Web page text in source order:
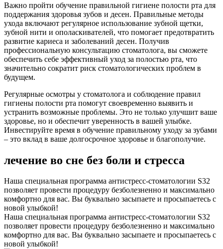
Важно пройти обучение правильной гигиене полости рта для
поддержания здоровья зубов и десен. Правильные методы
ухода включают регулярное использование зубной щетки,
зубной нити и ополаскивателей, что помогает предотвратить
развитие кариеса и заболеваний десен. Получив
профессиональную консультацию стоматолога, вы сможете
обеспечить себе эффективный уход за полостью рта, что
значительно сократит риск стоматологических проблем в
будущем.
Регулярные осмотры у стоматолога и соблюдение правил
гигиены полости рта помогут своевременно выявить и
устранить возможные проблемы. Это не только улучшит ваше
здоровье, но и обеспечит уверенность в вашей улыбке.
Инвестируйте время в обучение правильному уходу за зубами
– это вклад в ваше долгосрочное здоровье и благополучие.
лечение во сне без боли и стресса
Наша специальная программа антистресс-стоматологии S32
позволяет провести процедуру безболезненно и максимально
комфортно для вас. Вы буквально засыпаете и просыпаетесь с
новой улыбкой!
Наша специальная программа антистресс-стоматологии S32
позволяет провести процедуру безболезненно и максимально
комфортно для вас. Вы буквально засыпаете и просыпаетесь с
новой улыбкой!